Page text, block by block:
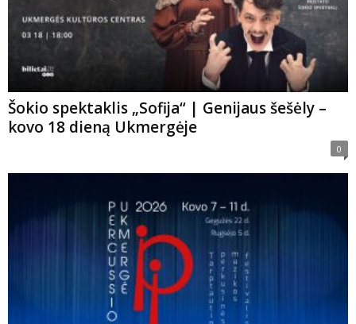
Šokio spektaklis „Sofija“ | Genijaus šešėly –
kovo 18 dieną Ukmergėje
0